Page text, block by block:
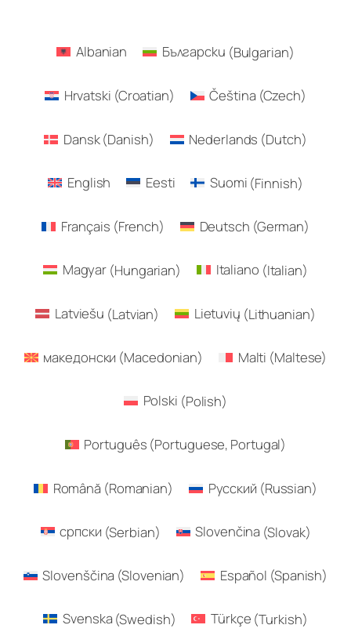
Albanian Български (Bulgarian)
Hrvatski (Croatian) Čeština(Czech)
Dansk(Danish) Nederlands (Dutch)
English Eesti Suomi (Finnish)
Français (French) Deutsch (German)
Magyar (Hungarian) Italiano (Italian)
Latviešu (Latvian) Lietuvių (Lithuanian)
македонски (Macedonian) Malti (Maltese)
Polski (Polish)
Português (Portuguese, Portugal)
Română (Romanian) Русский (Russian)
српски (Serbian) Slovenčina (Slovak)
Slovenščina (Slovenian) Español (Spanish)
Svenska(Swedish) Türkçe (Turkish)